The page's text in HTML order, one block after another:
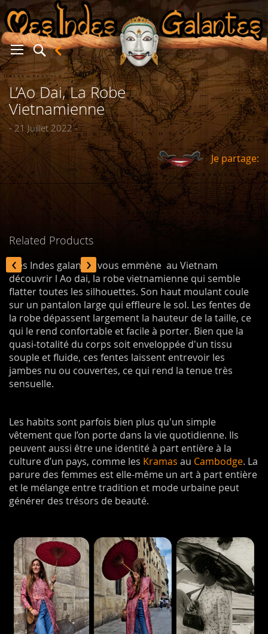
L’Ao Dai, La Robe
Vietnamienne
- 21 Juillet 2022 -
Je partage:
Related Products
‹ ›
Mes Indes galantes vous emmène au Vietnam
découvrir l Ao dai, la robe vietnamienne qui semble
flatter toutes les silhouettes. Son haut moulant coule
sur un pantalon large qui effleure le sol. Les fentes de
la robe dépassent largement la hauteur de la taille, ce
qui le rend confortable et facile à porter. Bien que la
quasi-totalité du corps soit enveloppée d'un tissu
souple et fluide, ces fentes laissent entrevoir les
jambes nu ou couvertes, ce qui rend la tenue très
sensuelle.
Les habits sont parfois bien plus qu'un simple
vêtement que l’on porte dans la vie quotidienne. Ils
peuvent aussi être une identité à part entière à la
culture d’un pays, comme les Kramas au Cambodge. La
parure des femmes est elle-même un art à part entière
et le mélange entre tradition et mode urbaine peut
générer des trésors de beauté.